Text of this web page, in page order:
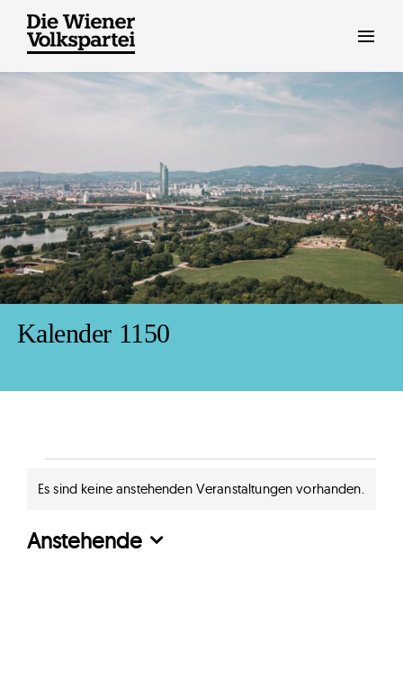
Inhalt
springen
Kalender 1150
Veranstaltungen
Hinweis
Es sind keine anstehenden Veranstaltungen vorhanden.
Anstehende